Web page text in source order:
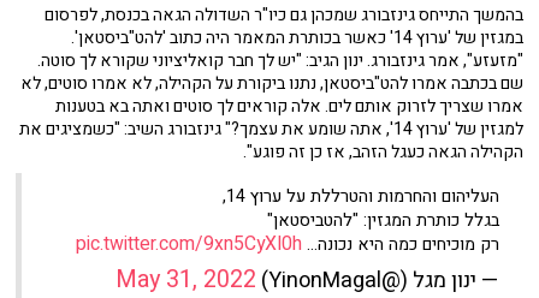
בהמשך התייחס גינזבורג שמכהן גם כיו"ר השדולה הגאה בכנסת, לפרסום
במגזין של 'ערוץ 14' כאשר בכותרת המאמר היה כתוב 'להט"ביסטאן'.
"מזעזע", אמר גינזבורג. ינון הגיב: "יש לך חבר קואליציוני שקורא לך סוטה.
שם בכתבה אמרו להט"ביסטאן, נתנו ביקורת על הקהילה, לא אמרו סוטים, לא
אמרו שצריך לזרוק אותם לים. אלה קוראים לך סוטים ואתה בא בטענות
למגזין של 'ערוץ 14', אתה שומע את עצמך?" גינזבורג השיב: "כשמציגים את
הקהילה הגאה כעגל הזהב, אז כן זה פוגע".
העליהום והחרמות והטרללת על ערוץ 14,
בגלל כותרת המגזין: "להטביסטאן"
רק מוכיחים כמה היא נכונה...pic.twitter.com/9xn5CyXl0h
— ינון מגל (@YinonMagal) May 31, 2022